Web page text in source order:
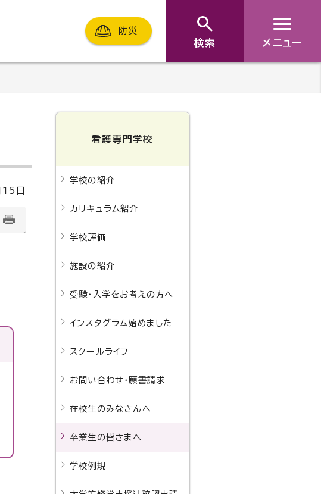
防災
検索 メニュー
15 日
看護専門学校
学校の紹介
カリキュラム紹介
学校評価
施設の紹介
受験・入学をお考えの方へ
インスタグラム始めました
スクールライフ
お問い合わせ・願書請求
在校生のみなさんへ
卒業生の皆さまへ
学校例規